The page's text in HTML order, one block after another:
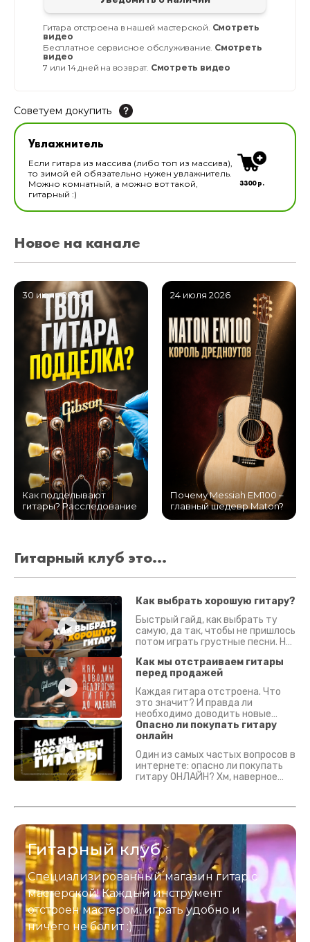
Гитара отстроена в нашей мастерской. Смотреть
видео
Бесплатное сервисное обслуживание. Смотреть
видео
7 или 14 дней на возврат. Смотреть видео
Советуем докупить
Увлажнитель для музыкальных инструментов
В наличии
Увлажнитель
Если гитара из массива (либо топ из массива),
то зимой ей обязательно нужен увлажнитель.
Можно комнатный, а можно вот такой,
гитарный :)
3300 р.
Новое на канале
30 июля 2026
Как подделывают
гитары? Расследование
24 июля 2026
Почему Messiah EM100 –
главный шедевр Maton?
Гитарный клуб это...
Как выбрать хорошую гитару?
Быстрый гайд, как выбрать ту
самую, да так, чтобы не пришлось
потом играть грустные песни. На
Как мы отстраиваем гитары
перед продажей
Каждая гитара отстроена. Что
это значит? И правда ли
необходимо доводить новые
гитары? Если кратко - да.
Подробно - в видео :)
Опасно ли покупать гитару
онлайн
Один из самых частых вопросов в
интернете: опасно ли покупать
гитару ОНЛАЙН? Хм, наверное
застрахован. Случись что -
Гитарный клуб
Специализированный магазин гитар с
мастерской! Каждый инструмент
отстроен мастером, играть удобно и
ничего не болит :)